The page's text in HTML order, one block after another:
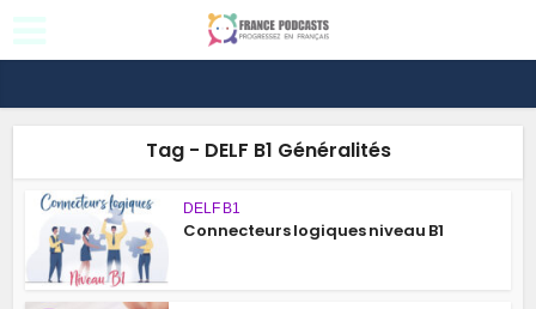
Tag - DELF B1 Généralités
DELF B1
Connecteurs logiques niveau B1